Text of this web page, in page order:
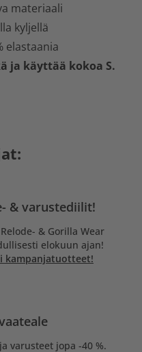
materiaali
kyljellä
elastaania
ja käyttää kokoa S.
& varustediilit!
& Gorilla Wear
elokuun ajan!
kampanjatuotteet!
varusteet jopa -40 %.